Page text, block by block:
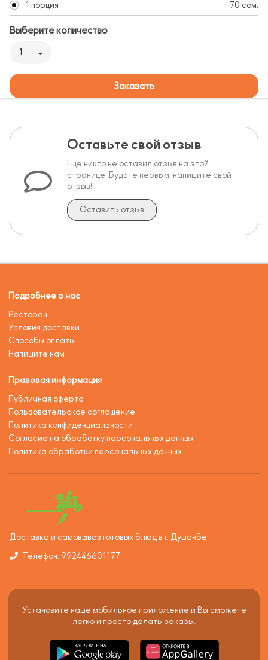
1 порция 70 сом.
Выберите количество
1
Заказать
Оставьте свой отзыв
Еще никто не оставил отзыв на этой
странице. Будьте первым, напишите свой
отзыв!
Оставить отзыв
Подробнее о нас
Ресторан
Условия доставки
Способы оплаты
Напишите нам
Правовая информация
Публичная оферта
Пользовательское соглашение
Политика конфиденциальности
Согласие на обработку персональных данных
Политика обработки персональных данных
Доставка и самовывоз готовых блюд в г. Душанбе
Телефон: 992446601177
Установите наше мобильное приложение и Вы сможете
легко и просто делать заказы.